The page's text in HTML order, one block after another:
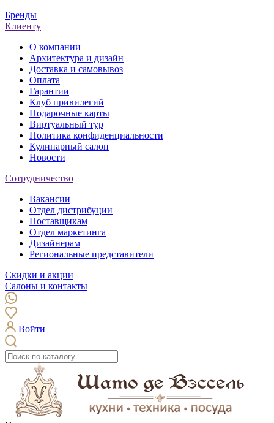
Бренды
Клиенту
О компании
Архитектура и дизайн
Доставка и самовывоз
Оплата
Гарантии
Клуб привилегий
Подарочные карты
Виртуальный тур
Политика конфиденциальности
Кулинарный салон
Новости
Сотрудничество
Вакансии
Отдел дистрибуции
Поставщикам
Отдел маркетинга
Дизайнерам
Региональные представители
Скидки и акции
Салоны и контакты
Войти